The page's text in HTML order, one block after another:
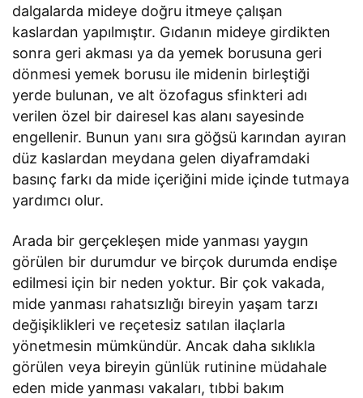
dalgalarda mideye doğru itmeye çalışan
kaslardan yapılmıştır. Gıdanın mideye girdikten
sonra geri akması ya da yemek borusuna geri
dönmesi yemek borusu ile midenin birleştiği
yerde bulunan, ve alt özofagus sfinkteri adı
verilen özel bir dairesel kas alanı sayesinde
engellenir. Bunun yanı sıra göğsü karından ayıran
düz kaslardan meydana gelen diyaframdaki
basınç farkı da mide içeriğini mide içinde tutmaya
yardımcı olur.
Arada bir gerçekleşen mide yanması yaygın
görülen bir durumdur ve birçok durumda endişe
edilmesi için bir neden yoktur. Bir çok vakada,
mide yanması rahatsızlığı bireyin yaşam tarzı
değişiklikleri ve reçetesiz satılan ilaçlarla
yönetmesin mümkündür. Ancak daha sıklıkla
görülen veya bireyin günlük rutinine müdahale
eden mide yanması vakaları, tıbbi bakım